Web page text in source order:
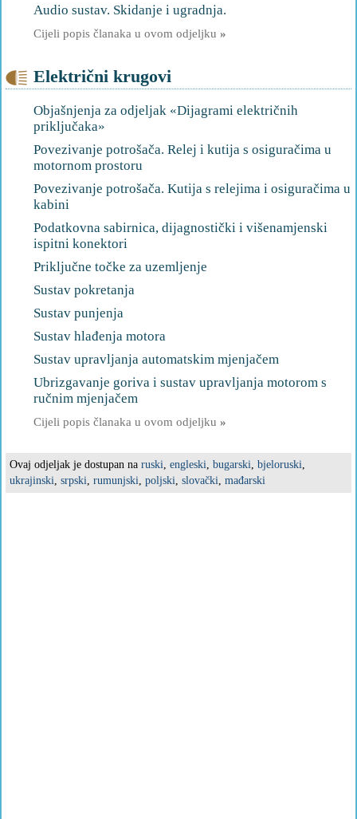
Audio sustav. Skidanje i ugradnja.
Cijeli popis članaka u ovom odjeljku »
Električni krugovi
Objašnjenja za odjeljak «Dijagrami električnih
priključaka»
Povezivanje potrošača. Relej i kutija s osiguračima u
motornom prostoru
Povezivanje potrošača. Kutija s relejima i osiguračima u
kabini
Podatkovna sabirnica, dijagnostički i višenamjenski
ispitni konektori
Priključne točke za uzemljenje
Sustav pokretanja
Sustav punjenja
Sustav hlađenja motora
Sustav upravljanja automatskim mjenjačem
Ubrizgavanje goriva i sustav upravljanja motorom s
ručnim mjenjačem
Cijeli popis članaka u ovom odjeljku »
Ovaj odjeljak je dostupan na ruski, engleski, bugarski, bjeloruski,
ukrajinski, srpski, rumunjski, poljski, slovački, mađarski